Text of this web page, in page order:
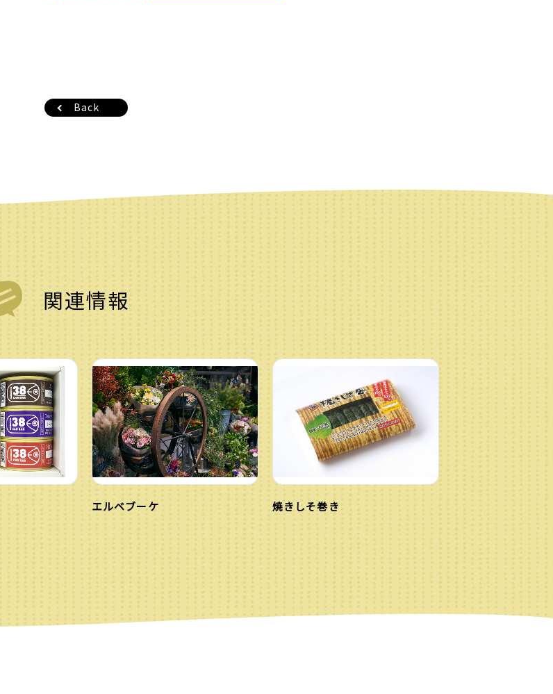
Back
関連情報
エルベブーケ 焼きしそ巻き